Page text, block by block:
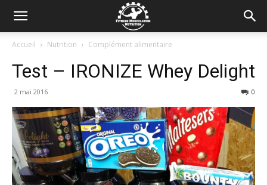
Accueil Nutrition Complément alimentaire
Test – IRONIZE Whey Delight
2 mai 2016 0